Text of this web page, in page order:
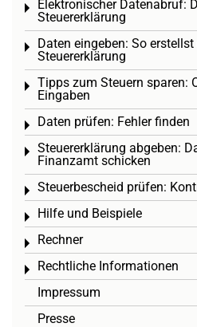
Elektronischer Datenabruf:
Steuererklärung
Toggle menu
Daten eingeben: So
Steuererklärung
Toggle menu
Tipps zum Steuern sparen:
Eingaben
Toggle menu
Daten prüfen: Fehler finden
Toggle menu
Steuererklärung abgeben:
Finanzamt schicken
Toggle menu
Steuerbescheid prüfen:
Toggle menu
Hilfe und Beispiele
Toggle menu
Rechner
Toggle menu
Rechtliche Informationen
Toggle menu
Impressum
Presse